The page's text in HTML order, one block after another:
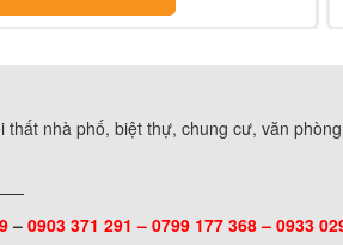
thất nhà phố, biệt thự, chung cư, văn
–0903 371 291 –0799 177 368 – 0933